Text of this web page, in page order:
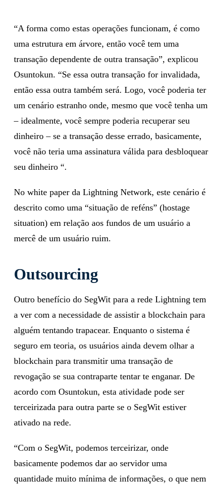
“A forma como estas operações funcionam, é como
uma estrutura em árvore, então você tem uma
transação dependente de outra transação”, explicou
Osuntokun. “Se essa outra transação for invalidada,
então essa outra também será. Logo, você poderia ter
um cenário estranho onde, mesmo que você tenha um
– idealmente, você sempre poderia recuperar seu
dinheiro – se a transação desse errado, basicamente,
você não teria uma assinatura válida para desbloquear
seu dinheiro “.
No white paper da Lightning Network, este cenário é
descrito como uma “situação de reféns” (hostage
situation) em relação aos fundos de um usuário a
mercê de um usuário ruim.
Outsourcing
Outro benefício do SegWit para a rede Lightning tem
a ver com a necessidade de assistir a blockchain para
alguém tentando trapacear. Enquanto o sistema é
seguro em teoria, os usuários ainda devem olhar a
blockchain para transmitir uma transação de
revogação se sua contraparte tentar te enganar. De
acordo com Osuntokun, esta atividade pode ser
terceirizada para outra parte se o SegWit estiver
ativado na rede.
“Com o SegWit, podemos terceirizar, onde
basicamente podemos dar ao servidor uma
quantidade muito mínima de informações, o que nem